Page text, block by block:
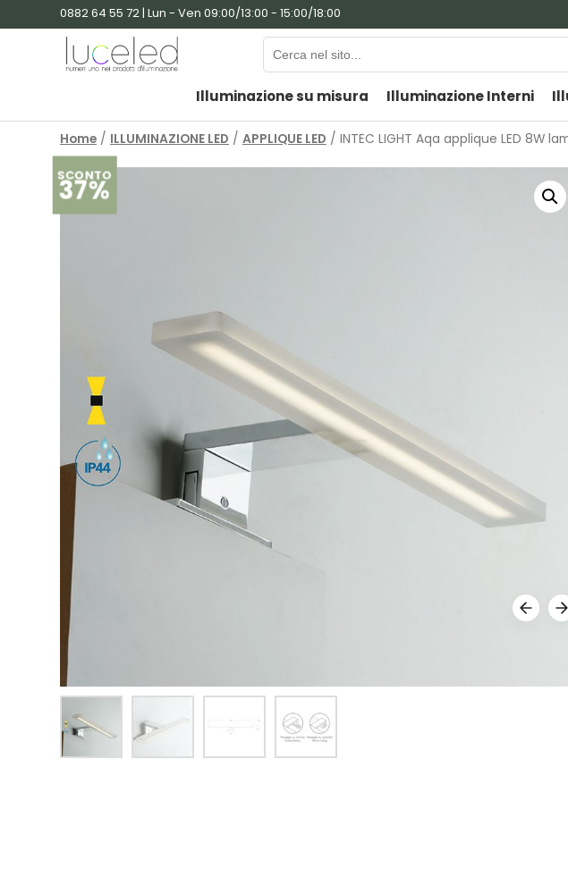
0882 64 55 72 | Lun - Ven 09:00/13:00 - 15:00/18:00
Illuminazione su misura Illuminazione Interni
Home / ILLUMINAZIONE LED / APPLIQUE LED / INTEC LIGHT Aqa applique LED 8W
SCONTO
37%